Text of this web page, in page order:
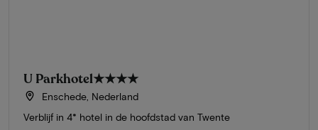
U Parkhotel★★★★
Enschede, Nederland
Verblijf in 4* hotel in de hoofdstad van Twente